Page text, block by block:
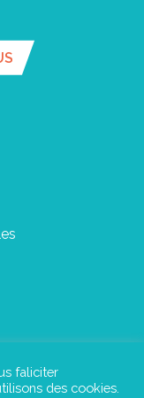
faliciter
des cookies.